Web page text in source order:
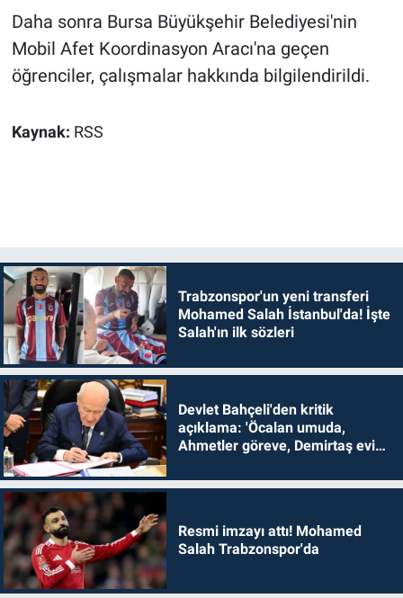
Daha sonra Bursa Büyükşehir Belediyesi'nin
Mobil Afet Koordinasyon Aracı'na geçen
öğrenciler, çalışmalar hakkında bilgilendirildi.
Kaynak: RSS
Trabzonspor'un yeni transferi
Mohamed Salah İstanbul'da! İşte
Salah'ın ilk sözleri
Devlet Bahçeli'den kritik
açıklama: 'Öcalan umuda,
Ahmetler göreve, Demirtaş evine
Resmi imzayı attı! Mohamed
Salah Trabzonspor'da